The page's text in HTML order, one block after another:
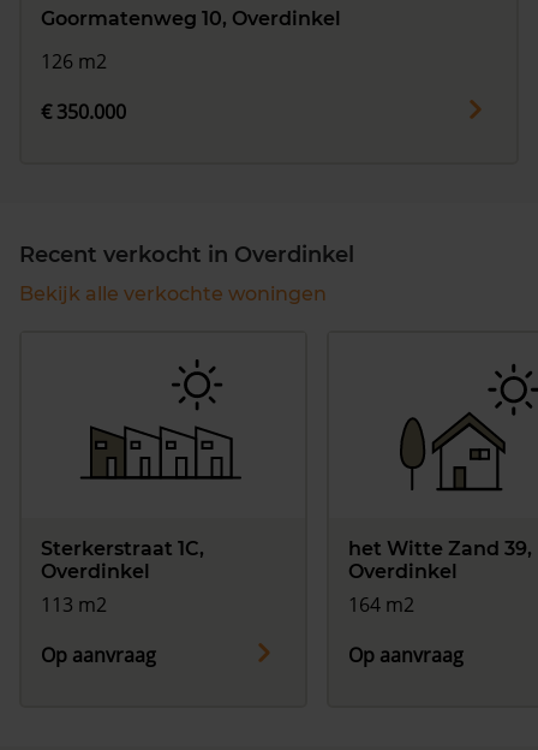
Goormatenweg 10, Overdinkel
126 m2
€ 350.000
Recent verkocht in Overdinkel
Bekijk alle verkochte woningen
Sterkerstraat 1C,
Overdinkel
113 m2
Op aanvraag
het Witte Zand 39,
Overdinkel
164 m2
Op aanvraag